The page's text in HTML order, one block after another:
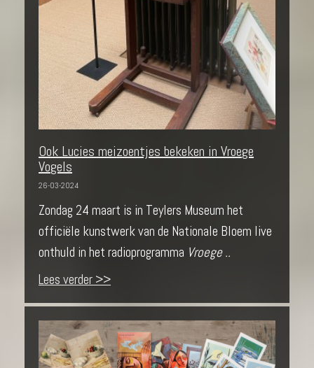
Ook Lucies meizoentjes bekeken in Vroege
Vogels
26-03-2024
Zondag 24 maart is in Teylers Museum het
officiële kunstwerk van de Nationale Bloem live
onthuld in het radioprogramma Vroege ..
Lees verder >>